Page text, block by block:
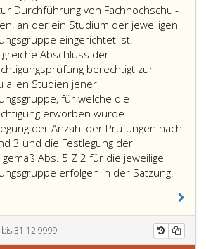
Wahlfächern
gemäß
Absatz
5,
Ziffer
3,
auf
Ansuchen
zu
befreien.
mit
„bestanden“
oder
„nicht
bestanden“
zu
erfolgen.
Die
Gesamtbeurteilung
hat
auf
„bestanden“
wenn
keine
Prüfung
Durchführung von Fachhochschul-
an der ein Studium der jeweiligen
eingerichtet ist.
Abschluss der
berechtigt zur
allen Studien jener
für welche die
erworben wurde.
der Anzahl der Prüfungen nach
3 und die Festlegung der
Abs. 5 Z 2 für die jeweilige
erfolgen in der Satzung.
der
Anzahl
der
31.12.9999